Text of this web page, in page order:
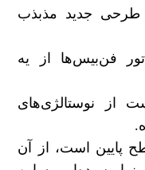
طرحی جدید مذبذب
فن‌بیس‌ها از یه
از نوستالژی‌های
پایین است، از آن